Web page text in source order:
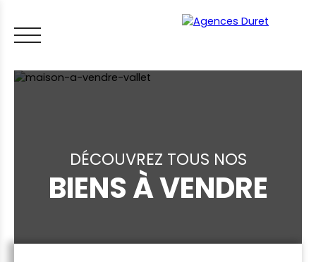
ACHETER VENDRE LOUER FAIRE GÉRER
LES CONSEILS IMMO ESTIMER MON BIEN
DÉCOUVREZ TOUS NOS
BIENS À VENDRE